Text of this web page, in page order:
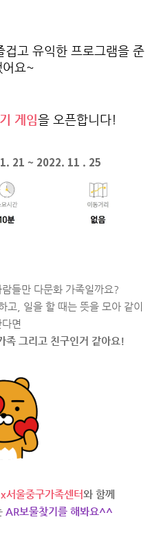
겁고 유익한 프로그램을준
어요~
게임을 오픈합니다!
21 ~ 2022. 11 . 25
들만 다문화 가족일까요?
고, 일을 할 때는 뜻을 모아 같이
면
족 그리고 친구인거 같아요!
서울중구가족센터와 함께
AR보물찾기를 해봐요^^